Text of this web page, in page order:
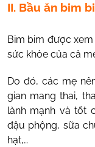
II. Bầu ăn bim
Bim bim được
sức khỏe của cả
Do đó, các mẹ
gian mang thai,
lành mạnh và tốt
đậu phộng, sữa
hạt,…